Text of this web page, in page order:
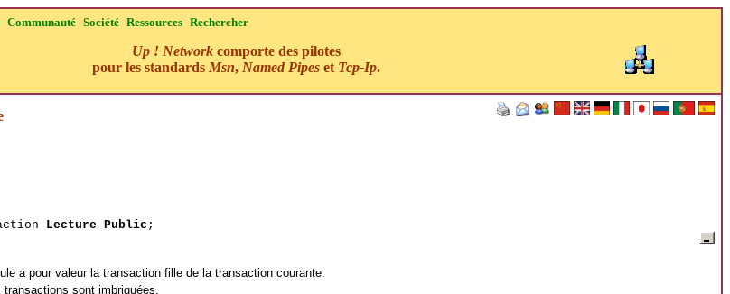
Communauté Société Ressources Rechercher
Up ! Network comporte des pilotes
pour les standards Msn, Named Pipes et Tcp-Ip.
Lecture Public ;
a pour valeur la transaction fille de la transaction courante.
sont imbriquées.